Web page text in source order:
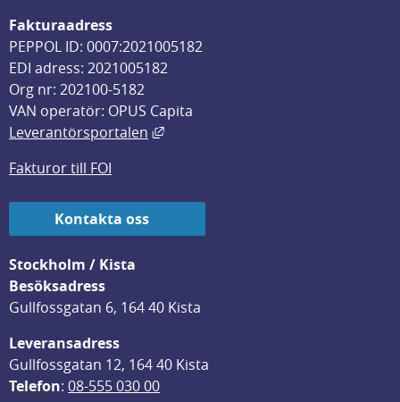
Fakturaadress
PEPPOL ID: 0007:2021005182
EDI adress: 2021005182
Org nr: 202100-5182
VAN operatör: OPUS Capita
Leverantörsportalen
Länk till annan webbplats, öppnas
Fakturor till FOI
Kontakta oss
Stockholm / Kista
Besöksadress
Gullfossgatan 6, 164 40 Kista
Leveransadress
Gullfossgatan 12, 164 40 Kista
Telefon: 08-555 030 00